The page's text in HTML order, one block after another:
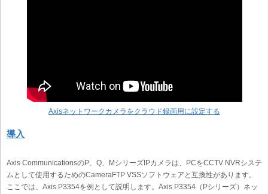
Axisネットワークカメラをクラウド録画用に設定する
導入
Axis CommunicationsのP、Q、MシリーズIPカメラは、PCをCCTV NVRシステ
ムとして使用するためのCameraFTP VSSソフトウェアと互換性があります。
ここでは、Axis P3354を例として説明します。Axis P3354（Pシリーズ）ネッ